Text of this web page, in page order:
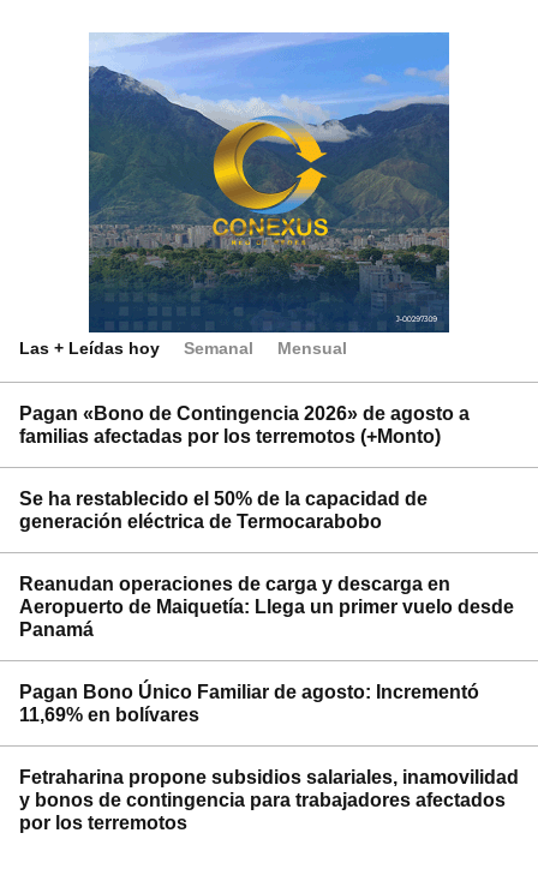
Las + Leídas hoy Semanal Mensual
Pagan «Bono de Contingencia 2026» de agosto a
familias afectadas por los terremotos (+Monto)
Se ha restablecido el 50% de la capacidad de
generación eléctrica de Termocarabobo
Reanudan operaciones de carga y descarga en
Aeropuerto de Maiquetía: Llega un primer vuelo desde
Panamá
Pagan Bono Único Familiar de agosto: Incrementó
11,69% en bolívares
Fetraharina propone subsidios salariales, inamovilidad
y bonos de contingencia para trabajadores afectados
por los terremotos